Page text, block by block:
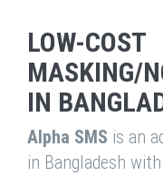
LOW-COST
MASKING/
IN
Alpha SMS is an
in Bangladesh